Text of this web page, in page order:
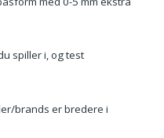
spiller i, og test
brands er bredere i